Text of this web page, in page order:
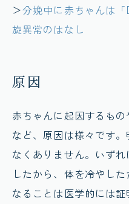
＞分娩中に赤ちゃんは
旋異常のはなし
原因
赤ちゃんに起因するも
など、原因は様々です
なくありません。いず
したから、体を冷やし
なることは医学的には証